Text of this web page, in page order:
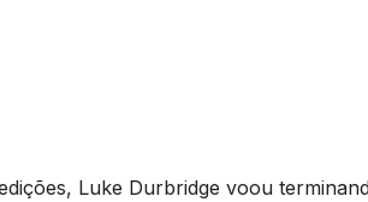
Luke Durbridge voou